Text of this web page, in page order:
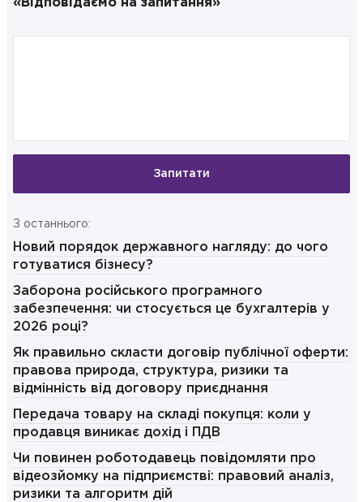
«Відповідаємо на запитання»
Запитати
З останнього:
Новий порядок державного нагляду: до чого
готуватися бізнесу?
Заборона російського програмного
забезпечення: чи стосується це бухгалтерів у
2026 році?
Як правильно скласти договір публічної оферти:
правова природа, структура, ризики та
відмінність від договору приєднання
Передача товару на складі покупця: коли у
продавця виникає дохід і ПДВ
Чи повинен роботодавець повідомляти про
відеозйомку на підприємстві: правовий аналіз,
ризики та алгоритм дій